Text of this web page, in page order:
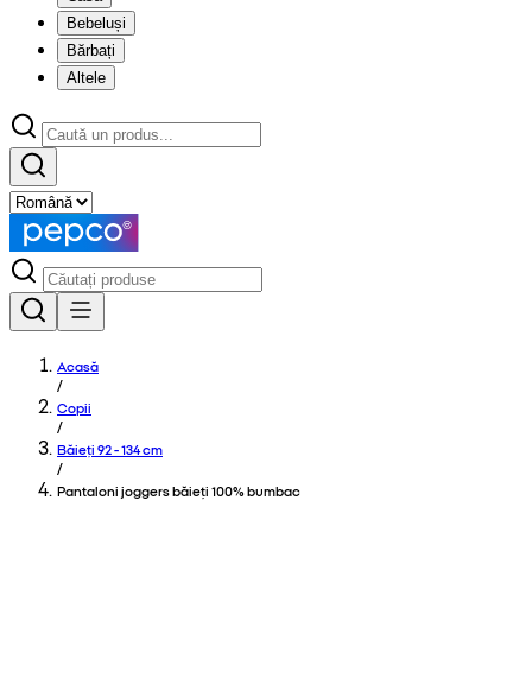
Bebeluși
Bărbați
Altele
Acasă
/
Copii
/
Băieți 92 - 134 cm
/
Pantaloni joggers băieți 100% bumbac